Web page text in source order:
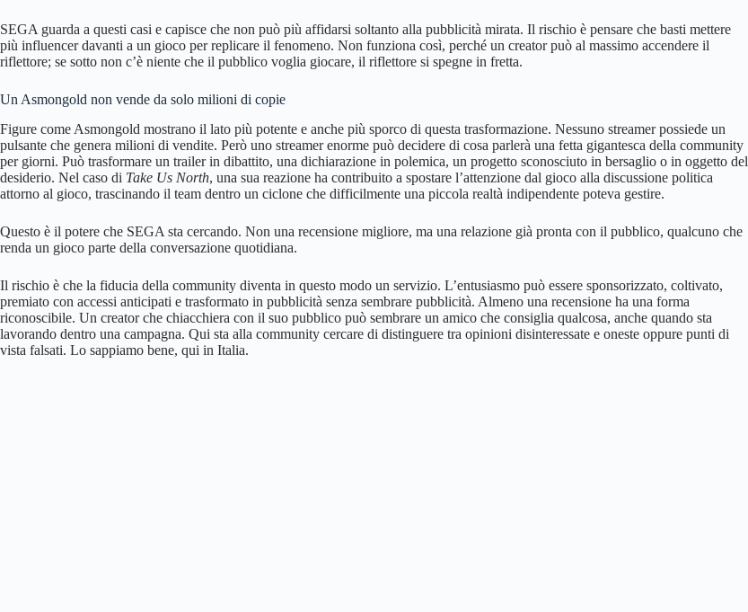
SEGA guarda a questi casi e capisce che non può più affidarsi soltanto alla pubblicità mirata. Il rischio è pensare che basti mettere
più influencer davanti a un gioco per replicare il fenomeno. Non funziona così, perché un creator può al massimo accendere il
riflettore; se sotto non c’è niente che il pubblico voglia giocare, il riflettore si spegne in fretta.
Un Asmongold non vende da solo milioni di copie
Figure come Asmongold mostrano il lato più potente e anche più sporco di questa trasformazione. Nessuno streamer possiede un
pulsante che genera milioni di vendite. Però uno streamer enorme può decidere di cosa parlerà una fetta gigantesca della community
per giorni. Può trasformare un trailer in dibattito, una dichiarazione in polemica, un progetto sconosciuto in bersaglio o in oggetto del
desiderio. Nel caso di Take Us North, una sua reazione ha contribuito a spostare l’attenzione dal gioco alla discussione politica
attorno al gioco, trascinando il team dentro un ciclone che difficilmente una piccola realtà indipendente poteva gestire.
Questo è il potere che SEGA sta cercando. Non una recensione migliore, ma una relazione già pronta con il pubblico, qualcuno che
renda un gioco parte della conversazione quotidiana.
Il rischio è che la fiducia della community diventa in questo modo un servizio. L’entusiasmo può essere sponsorizzato, coltivato,
premiato con accessi anticipati e trasformato in pubblicità senza sembrare pubblicità. Almeno una recensione ha una forma
riconoscibile. Un creator che chiacchiera con il suo pubblico può sembrare un amico che consiglia qualcosa, anche quando sta
lavorando dentro una campagna. Qui sta alla community cercare di distinguere tra opinioni disinteressate e oneste oppure punti di
vista falsati. Lo sappiamo bene, qui in Italia.